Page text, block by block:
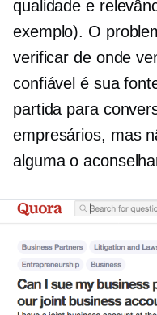
qualidade e
exemplo). O
verificar de onde
confiável é sua
partida para
empresários, mas
alguma o